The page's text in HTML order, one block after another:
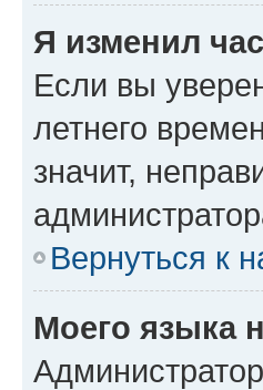
Я изменил
Если вы
летнего
значит,
Вернуться к
Моего языка